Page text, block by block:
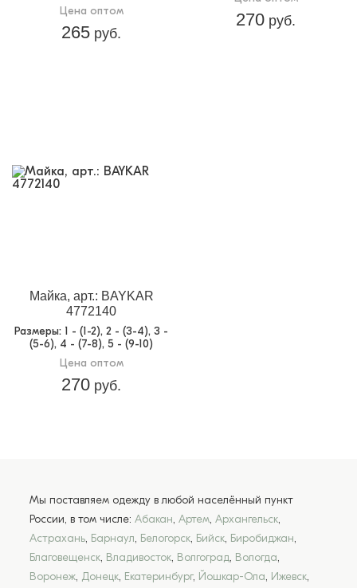
Цена оптом
265 руб.
270 руб.
Майка, арт.: BAYKAR
4772140
Размеры: 1 - (1-2), 2 - (3-4), 3 -
(5-6), 4 - (7-8), 5 - (9-10)
Цена оптом
270 руб.
Мы поставляем одежду в любой населённый пункт
России, в том числе: Абакан, Артем, Архангельск,
Астрахань, Барнаул, Белогорск, Бийск, Биробиджан,
Благовещенск, Владивосток, Волгоград, Вологда,
Воронеж, Донецк, Екатеринбург, Йошкар-Ола, Ижевск,